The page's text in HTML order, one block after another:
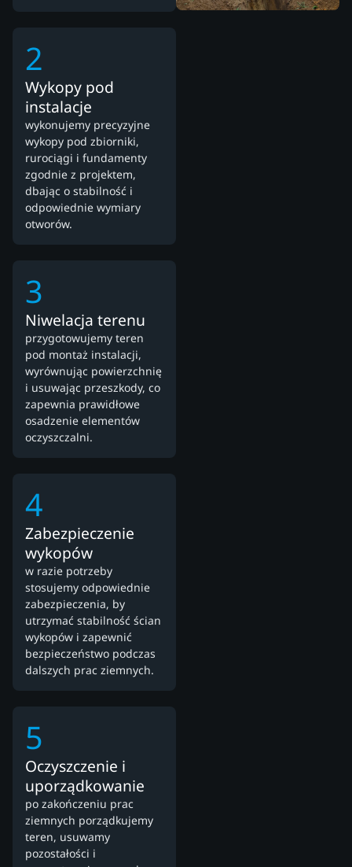
2
Wykopy pod
instalacje
wykonujemy precyzyjne
wykopy pod zbiorniki,
rurociągi i fundamenty
zgodnie z projektem,
dbając o stabilność i
odpowiednie wymiary
otworów.
3
Niwelacja terenu
przygotowujemy teren
pod montaż instalacji,
wyrównując powierzchnię
i usuwając przeszkody, co
zapewnia prawidłowe
osadzenie elementów
oczyszczalni.
4
Zabezpieczenie
wykopów
w razie potrzeby
stosujemy odpowiednie
zabezpieczenia, by
utrzymać stabilność ścian
wykopów i zapewnić
bezpieczeństwo podczas
dalszych prac ziemnych.
5
Oczyszczenie i
uporządkowanie
po zakończeniu prac
ziemnych porządkujemy
teren, usuwamy
pozostałości i